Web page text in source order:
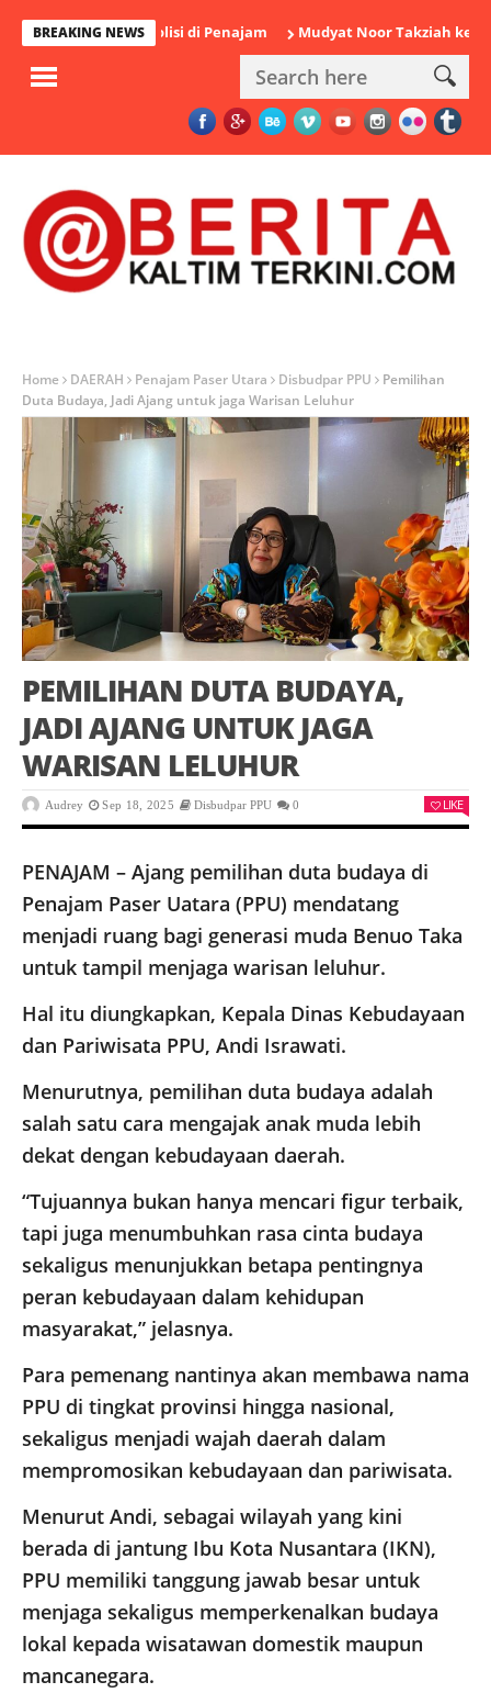
BREAKING NEWS
Diamankan Polisi di Penajam Mudyat Noor Takziah ke Rumah
Home DAERAH Penajam Paser Utara Disbudpar PPU
Pemilihan
Duta Budaya, Jadi Ajang untuk jaga Warisan Leluhur
PEMILIHAN DUTA BUDAYA,
JADI AJANG UNTUK JAGA
WARISAN LELUHUR
Audrey Sep 18, 2025 Disbudpar PPU 0 LIKE
PENAJAM – Ajang pemilihan duta budaya di
Penajam Paser Uatara (PPU) mendatang
menjadi ruang bagi generasi muda Benuo Taka
untuk tampil menjaga warisan leluhur.
Hal itu diungkapkan, Kepala Dinas Kebudayaan
dan Pariwisata PPU, Andi Israwati.
Menurutnya, pemilihan duta budaya adalah
salah satu cara mengajak anak muda lebih
dekat dengan kebudayaan daerah.
“Tujuannya bukan hanya mencari figur terbaik,
tapi juga menumbuhkan rasa cinta budaya
sekaligus menunjukkan betapa pentingnya
peran kebudayaan dalam kehidupan
masyarakat,” jelasnya.
Para pemenang nantinya akan membawa nama
PPU di tingkat provinsi hingga nasional,
sekaligus menjadi wajah daerah dalam
mempromosikan kebudayaan dan pariwisata.
Menurut Andi, sebagai wilayah yang kini
berada di jantung Ibu Kota Nusantara (IKN),
PPU memiliki tanggung jawab besar untuk
menjaga sekaligus memperkenalkan budaya
lokal kepada wisatawan domestik maupun
mancanegara.